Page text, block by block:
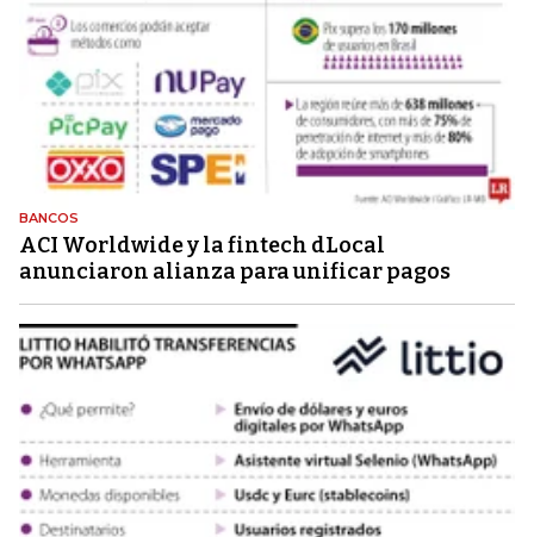
BANCOS
ACI Worldwide y la fintech dLocal
anunciaron alianza para unificar pagos